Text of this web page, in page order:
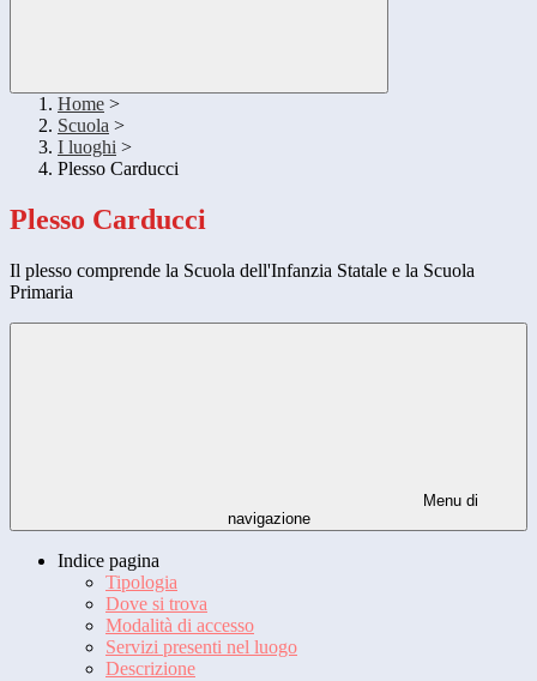
Home >
Scuola >
I luoghi >
Plesso Carducci
Plesso Carducci
Il plesso comprende la Scuola dell'Infanzia Statale e la Scuola
Primaria
Menu di
navigazione
Indice pagina
Tipologia
Dove si trova
Modalità di accesso
Servizi presenti nel luogo
Descrizione